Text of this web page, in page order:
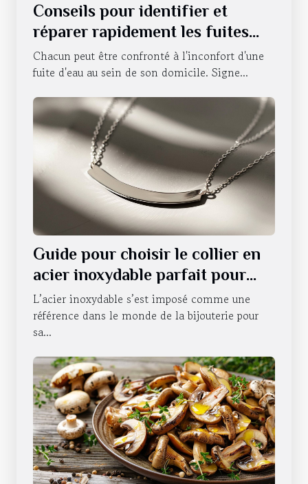
Conseils pour identifier et
réparer rapidement les fuites
d'eau
Chacun peut être confronté à l'inconfort d'une
fuite d'eau au sein de son domicile. Signe...
Guide pour choisir le collier en
acier inoxydable parfait pour
chaque occasion
L’acier inoxydable s’est imposé comme une
référence dans le monde de la bijouterie pour
sa...